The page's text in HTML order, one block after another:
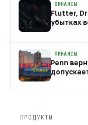
ФИНАНСЫ
Flutter,
убытках
ФИНАНСЫ
Penn
ПРОДУКТЫ